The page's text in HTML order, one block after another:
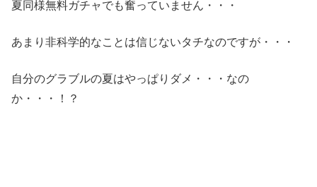
夏同様無料ガチャでも奮っていません・・・
あまり非科学的なことは信じないタチなのですが・・・
自分のグラブルの夏はやっぱりダメ・・・なの
か・・・！？